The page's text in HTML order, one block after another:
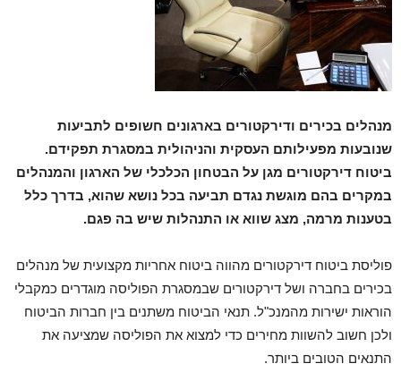
מנהלים בכירים ודירקטורים בארגונים חשופים לתביעות
שנובעות מפעילותם העסקית והניהולית במסגרת תפקידם.
ביטוח דירקטורים מגן על הבטחון הכלכלי של הארגון והמנהלים
במקרים בהם מוגשת נגדם תביעה בכל נושא שהוא, בדרך כלל
בטענות מרמה, מצג שווא או התנהלות שיש בה פגם.
פוליסת ביטוח דירקטורים מהווה ביטוח אחריות מקצועית של מנהלים
בכירים בחברה ושל דירקטורים שבמסגרת הפוליסה מוגדרים כמקבלי
הוראות ישירות מהמנכ"ל. תנאי הביטוח משתנים בין חברות הביטוח
ולכן חשוב להשוות מחירים כדי למצוא את הפוליסה שמציעה את
התנאים הטובים ביותר.